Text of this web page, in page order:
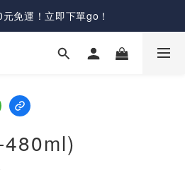
免運！立即下單go！